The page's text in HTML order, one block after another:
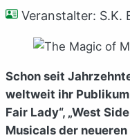
Veranstalter: S.K.
Schon seit
weltweit ihr
Fair Lady“, „West
Musicals der neueren